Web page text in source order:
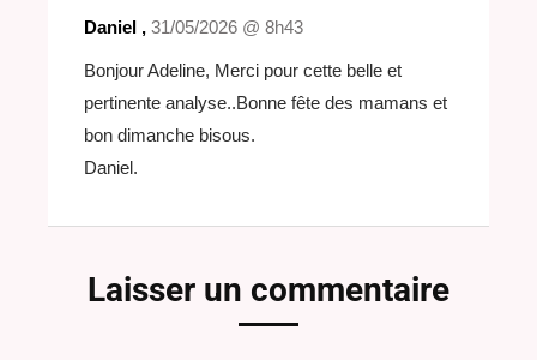
Daniel , 31/05/2026 @ 8h43
Bonjour Adeline, Merci pour cette belle et
pertinente analyse..Bonne fête des mamans et
bon dimanche bisous.
Daniel.
Laisser un commentaire